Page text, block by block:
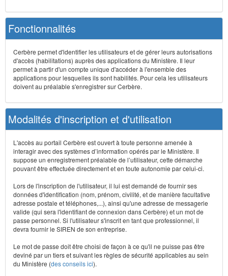
Fonctionnalités
Cerbère permet d'identifier les utilisateurs et de gérer leurs autorisations
d'accès (habilitations) auprès des applications du Ministère. Il leur
permet à partir d'un compte unique d'accéder à l'ensemble des
applications pour lesquelles ils sont habilités. Pour cela les utilisateurs
doivent au préalable s'enregistrer sur Cerbère.
Modalités d'inscription et d'utilisation
L'accès au portail Cerbère est ouvert à toute personne amenée à
interagir avec des systèmes d’information opérés par le Ministère. Il
suppose un enregistrement préalable de l’utilisateur, cette démarche
pouvant être effectuée directement et en toute autonomie par celui-ci.
Lors de l'inscription de l'utilisateur, il lui est demandé de fournir ses
données d'identification (nom, prénom, civilité, et de manière facultative
adresse postale et téléphones,...), ainsi qu'une adresse de messagerie
valide (qui sera l'identifiant de connexion dans Cerbère) et un mot de
passe personnel. Si l'utilisateur s'inscrit en tant que professionnel, il
devra fournir le SIREN de son entreprise.
Le mot de passe doit être choisi de façon à ce qu'il ne puisse pas être
deviné par un tiers et suivant les règles de sécurité applicables au sein
du Ministère (des conseils ici).